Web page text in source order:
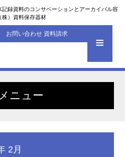
記録資料のコンサベーションとアーカイバル容
株）資料保存器材
お問い合わせ 資料請求
ニュー
2月